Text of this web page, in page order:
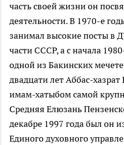
часть своей жизни он
деятельности. В 1970-е
занимал высокие посты в
части СССР, а с начала
одной из Бакинских
двадцати лет Аббас-хазрат
имам-хатыбом самой
Средняя Елюзань
декабре 1997 года был он
Единого духовного